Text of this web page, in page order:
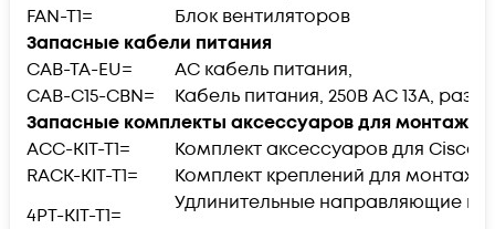
FAN-T1=
Блок вентиляторов
Запасные кабели питания
CAB-TA-EU=
AC кабель питания,
CAB-C15-CBN=
Кабель питания, 250В AC 13A,
Запасные комплекты аксессуаров для монтажа
ACC-KIT-T1=
Комплект аксессуаров для Cisco
RACK-KIT-T1=
Комплект креплений для монтажа
4PT-KIT-T1=
Удлинительные направляющие и